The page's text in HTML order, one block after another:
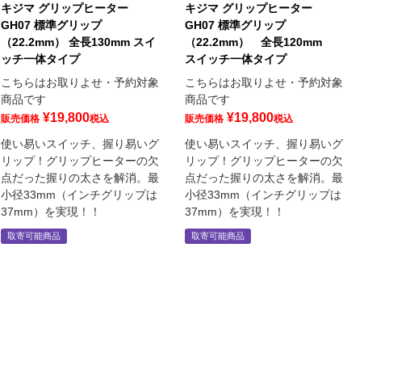
キジマ グリップヒーター
GH07 標準グリップ
（22.2mm） 全長130mm スイ
ッチ一体タイプ
こちらはお取りよせ・予約対象
商品です
販売価格 ¥19,800税込
使い易いスイッチ、握り易いグ
リップ！グリップヒーターの欠
点だった握りの太さを解消。最
小径33mm（インチグリップは
37mm）を実現！！
取寄可能商品
キジマ グリップヒーター
GH07 標準グリップ
（22.2mm） 全長120mm
スイッチ一体タイプ
こちらはお取りよせ・予約対象
商品です
販売価格 ¥19,800税込
使い易いスイッチ、握り易いグ
リップ！グリップヒーターの欠
点だった握りの太さを解消。最
小径33mm（インチグリップは
37mm）を実現！！
取寄可能商品